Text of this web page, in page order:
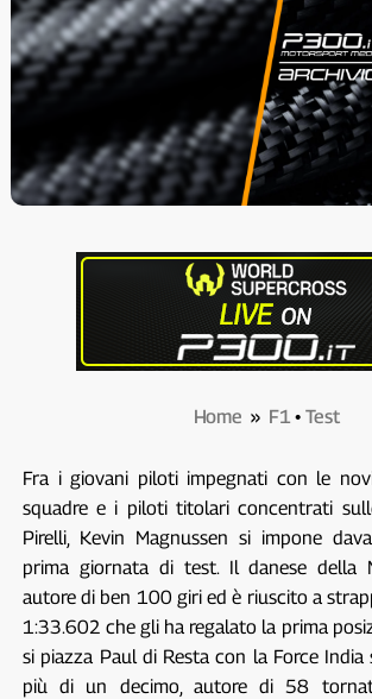
Home » F1• Test
Fra i giovani piloti impegnati con le
squadre e i piloti titolari concentrati
Pirelli, Kevin Magnussen si impone
prima giornata di test. Il danese della
autore di ben 100 giri ed è riuscito a
1:33.602 che gli ha regalato la prima
si piazza Paul di Resta con la Force
più di un decimo, autore di 58